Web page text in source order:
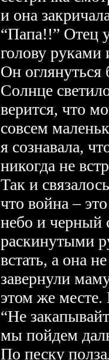
и она
“Папа!!” Отец
голову
Он
Солнце
верится, что
совсем
я сознавала,
никогда не
Так и
что война –
небо и черный
раскинутыми
встать, а она
завернули
этом же
“Не
мы пойдем
По песку